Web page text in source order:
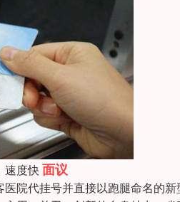
速度快面议
院代挂号并直接以跑腿命名的